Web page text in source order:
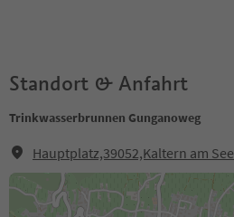
Standort & Anfahrt
Trinkwasserbrunnen Gunganoweg
Hauptplatz,39052,Kaltern am See